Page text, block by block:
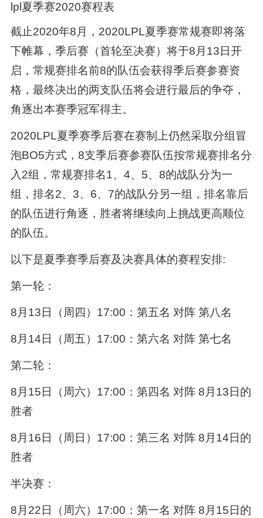
lpl夏季赛2020赛程表
截止2020年8月，2020LPL夏季赛常规赛即将落
下帷幕，季后赛（首轮至决赛）将于8月13日开
启，常规赛排名前8的队伍会获得季后赛参赛资
格，最终决出的两支队伍将会进行最后的争夺，
角逐出本赛季冠军得主。
2020LPL夏季赛季后赛在赛制上仍然采取分组冒
泡BO5方式，8支季后赛参赛队伍按常规赛排名分
入2组，常规赛排名1、4、5、8的战队分为一
组，排名2、3、6、7的战队分另一组，排名靠后
的队伍进行角逐，胜者将继续向上挑战更高顺位
的队伍。
以下是夏季赛季后赛及决赛具体的赛程安排:
第一轮：
8月13日（周四）17:00：第五名 对阵 第八名
8月14日（周五）17:00：第六名 对阵 第七名
第二轮：
8月15日（周六）17:00：第四名 对阵 8月13日的
胜者
8月16日（周日）17:00：第三名 对阵 8月14日的
胜者
半决赛：
8月22日（周六）17:00：第一名 对阵 8月15日的